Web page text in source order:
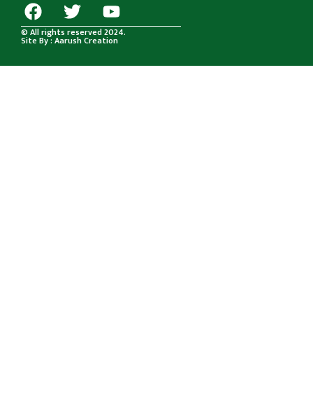
© All rights reserved 2024.
Site By : Aarush Creation